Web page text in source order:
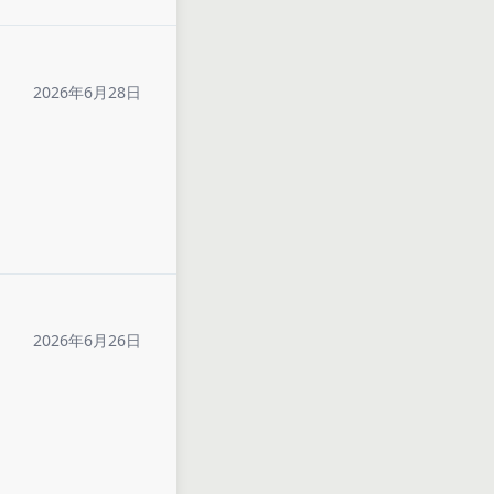
2026年6月28日
2026年6月26日